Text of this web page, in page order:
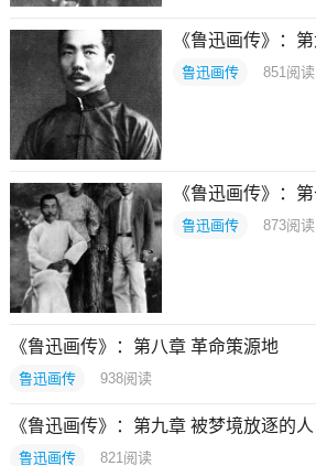
《鲁迅画传》：
鲁迅画传 851阅读
《鲁迅画传》：
鲁迅画传 873阅读
《鲁迅画传》：第八章 革命策源地
鲁迅画传 938阅读
《鲁迅画传》：第九章 被梦境放逐的人
鲁迅画传 821 阅读